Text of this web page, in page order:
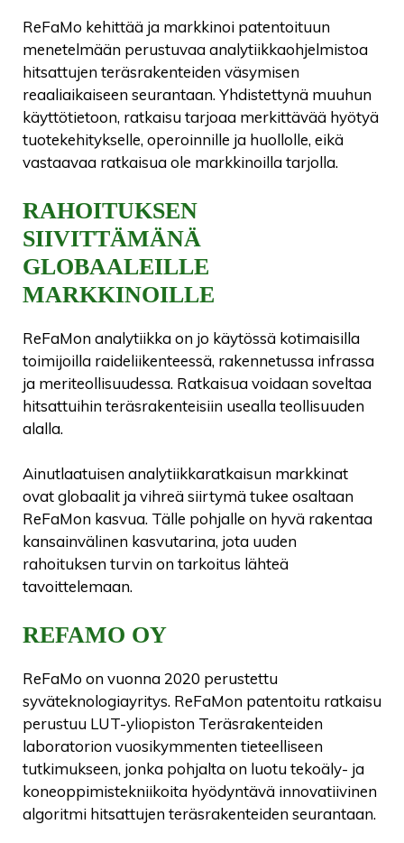
ReFaMo kehittää ja markkinoi patentoituun
menetelmään perustuvaa analytiikkaohjelmistoa
hitsattujen teräsrakenteiden väsymisen
reaaliaikaiseen seurantaan. Yhdistettynä muuhun
käyttötietoon, ratkaisu tarjoaa merkittävää hyötyä
tuotekehitykselle, operoinnille ja huollolle, eikä
vastaavaa ratkaisua ole markkinoilla tarjolla.
RAHOITUKSEN
SIIVITTÄMÄNÄ
GLOBAALEILLE
MARKKINOILLE
ReFaMon analytiikka on jo käytössä kotimaisilla
toimijoilla raideliikenteessä, rakennetussa infrassa
ja meriteollisuudessa. Ratkaisua voidaan soveltaa
hitsattuihin teräsrakenteisiin usealla teollisuuden
alalla.
Ainutlaatuisen analytiikkaratkaisun markkinat
ovat globaalit ja vihreä siirtymä tukee osaltaan
ReFaMon kasvua. Tälle pohjalle on hyvä rakentaa
kansainvälinen kasvutarina, jota uuden
rahoituksen turvin on tarkoitus lähteä
tavoittelemaan.
REFAMO OY
ReFaMo on vuonna 2020 perustettu
syväteknologiayritys. ReFaMon patentoitu ratkaisu
perustuu LUT-yliopiston Teräsrakenteiden
laboratorion vuosikymmenten tieteelliseen
tutkimukseen, jonka pohjalta on luotu tekoäly- ja
koneoppimistekniikoita hyödyntävä innovatiivinen
algoritmi hitsattujen teräsrakenteiden seurantaan.